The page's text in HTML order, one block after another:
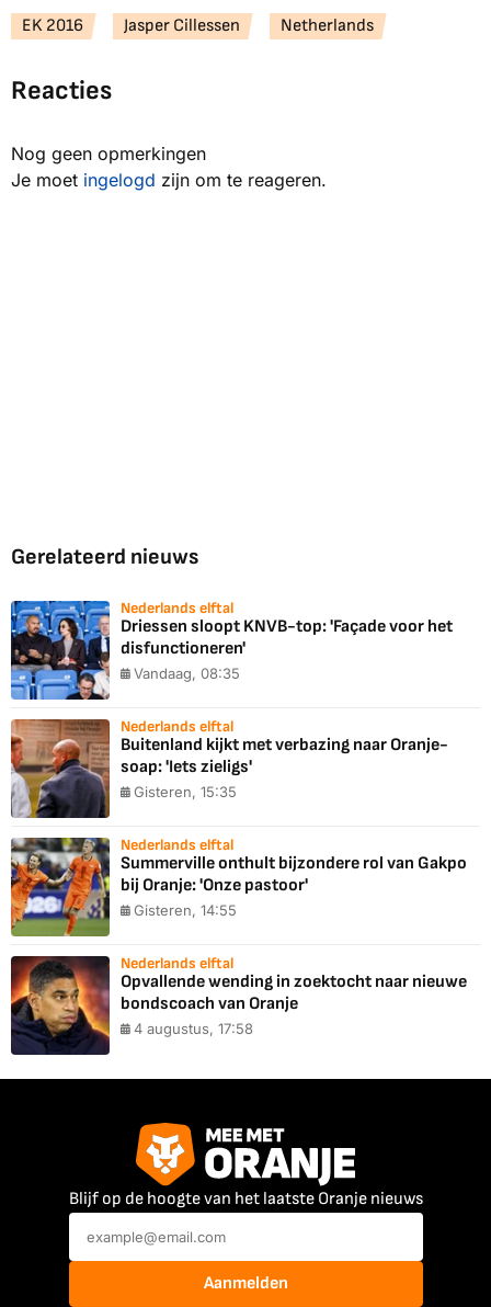
EK 2016 Jasper Cillessen Netherlands
Reacties
Nog geen opmerkingen
Je moet ingelogd zijn om te reageren.
Gerelateerd nieuws
Nederlands elftal
Driessen sloopt KNVB-top: 'Façade voor het
disfunctioneren'
Vandaag, 08:35
Nederlands elftal
Buitenland kijkt met verbazing naar Oranje-
soap: 'Iets zieligs'
Gisteren, 15:35
Nederlands elftal
Summerville onthult bijzondere rol van Gakpo
bij Oranje: 'Onze pastoor'
Gisteren, 14:55
Nederlands elftal
Opvallende wending in zoektocht naar nieuwe
bondscoach van Oranje
4 augustus, 17:58
Blijf op de hoogte van het laatste Oranje nieuws
Aanmelden